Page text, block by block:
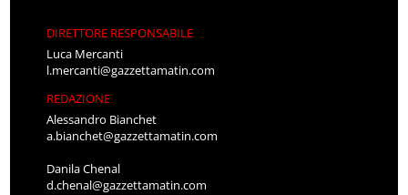
DIRETTORE RESPONSABILE
Luca Mercanti
l.mercanti@gazzettamatin.com
REDAZIONE
Alessandro Bianchet
a.bianchet@gazzettamatin.com
Danila Chenal
d.chenal@gazzettamatin.com